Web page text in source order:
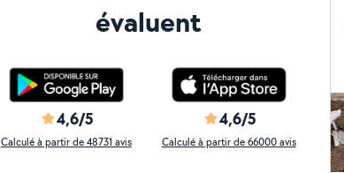
évaluent
4,6/5
Calculé à partir de 48731 avis
4,6/5
Calculé à partir de 66000 avis